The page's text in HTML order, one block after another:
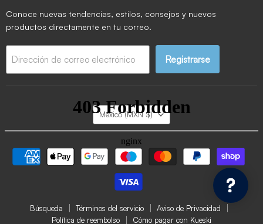
Conoce nuevas tendencias, estilos, consejos y nuevos
productos directamente en tu correo.
Dirección de correo electrónico Registrarse
Búsqueda Términos del servicio
Aviso de Privacidad
Política de reembolso
Cómo pagar con Kueski
País
México (MXN $)